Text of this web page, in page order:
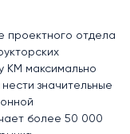
проектного отдела
КМ максимально
значительные
более 50 000